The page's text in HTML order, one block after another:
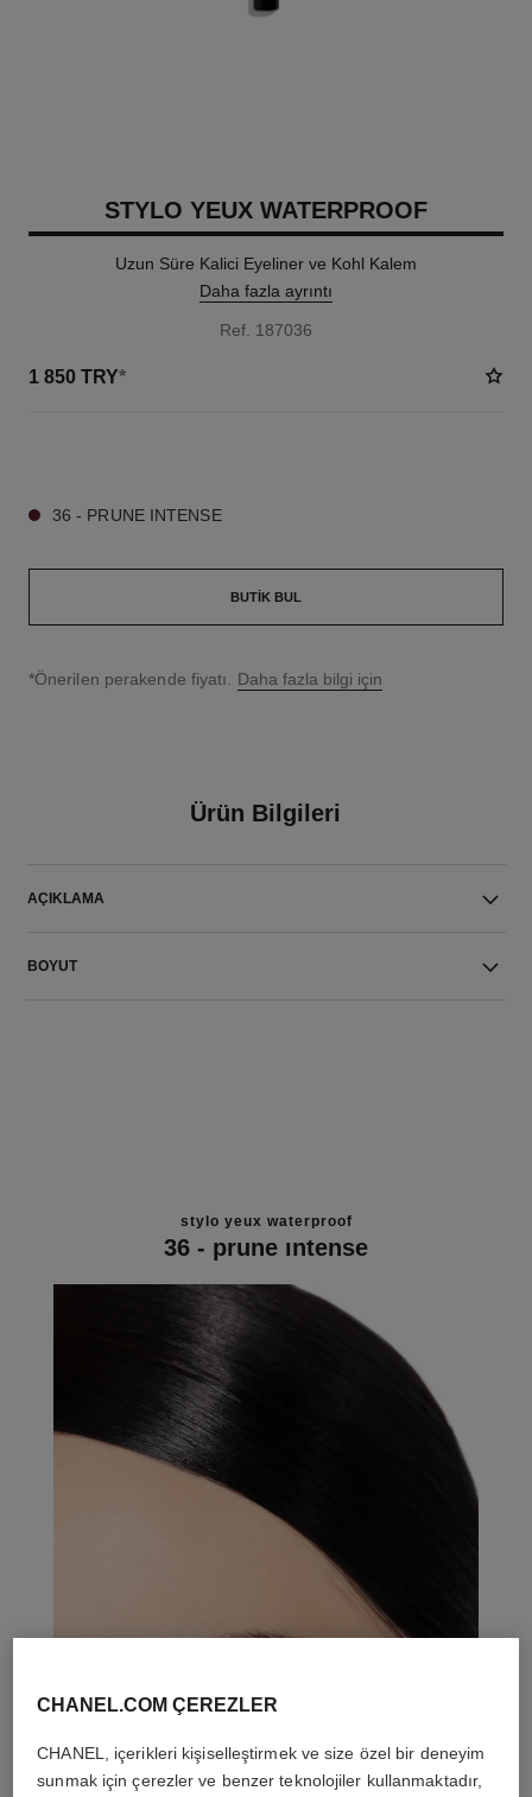
STYLO YEUX WATERPROOF
Uzun Süre Kalici Eyeliner ve Kohl Kalem
Daha fazla ayrıntı
Ref. 187036
1 850 TRY*
36 - PRUNE INTENSE
BUTIK BUL
↩
*Önerilen perakende fiyatı. Daha fazla bilgi için
Ürün Bilgileri
AÇIKLAMA
BOYUT
stylo yeux waterproof
36 - prune intense
CHANEL.COM ÇEREZLER
CHANEL, içerikleri kişiselleştirmek ve size özel bir deneyim
sunmak için çerezler ve benzer teknolojiler kullanmaktadır,